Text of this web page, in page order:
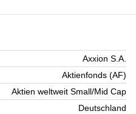
Axxion S.A.
Aktienfonds (AF)
Aktien weltweit Small/Mid Cap
Deutschland